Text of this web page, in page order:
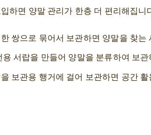
하면 양말 관리가 한층 더 편리해집
쌍으로 묶어서 보관하면 양말을 찾는
서랍을 만들어 양말을 분류하여 보
보관용 행거에 걸어 보관하면 공간